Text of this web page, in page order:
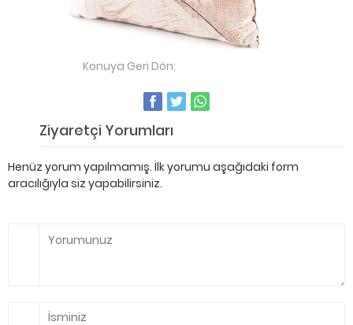
Konuya Geri Dön:
Ziyaretçi Yorumları
Henüz yorum yapılmamış. İlk yorumu aşağıdaki form
aracılığıyla siz yapabilirsiniz.